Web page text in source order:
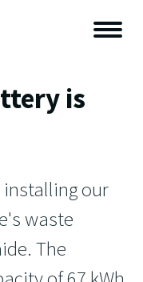
is
installing our
waste
The